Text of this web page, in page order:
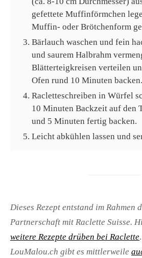
gefettete Muffinförmchen
Muffin- oder Brötchenform
Bärlauch waschen und fein
und saurem Halbrahm
Blätterteigkreisen verteilen
Ofen rund 10 Minuten backen.
Racletteschreiben in Würfel
10 Minuten Backzeit auf den
und 5 Minuten fertig backen.
Leicht abkühlen lassen und
Dieses Rezept entstand im Rahmen
Partnerschaft mit Raclette Suisse.
weitere Rezepte drüben bei Raclette.
LouMalou.ch gibt es mittlerweile